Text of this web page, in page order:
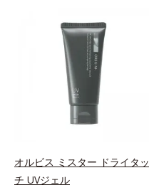
オルビス ミスター ドライタッ
チ UVジェル